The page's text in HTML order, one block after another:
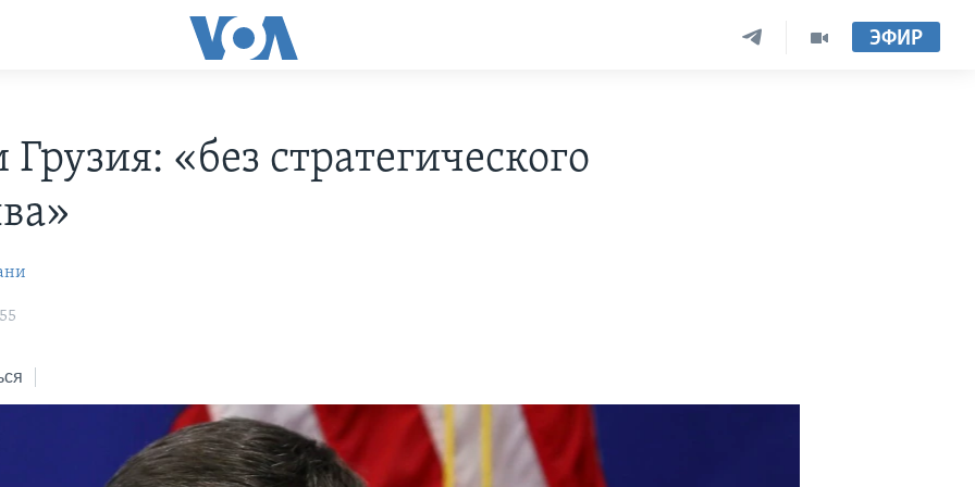
ЭФИР
«без стратегического